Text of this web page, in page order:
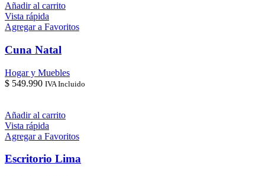
Añadir al carrito
Vista rápida
Agregar a Favoritos
Cuna Natal
Hogar y Muebles
$ 549.990 IVA Incluido
Añadir al carrito
Vista rápida
Agregar a Favoritos
Escritorio Lima